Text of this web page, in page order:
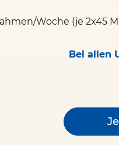
Woche (je 2x45
Bei allen